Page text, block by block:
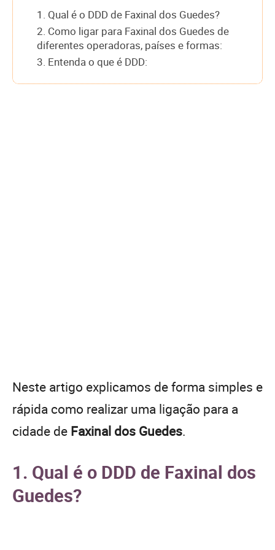
1. Qual é o DDD de Faxinal dos Guedes?
2. Como ligar para Faxinal dos Guedes de
diferentes operadoras, países e formas:
3. Entenda o que é DDD:
Neste artigo explicamos de forma simples e
rápida como realizar uma ligação para a
cidade de Faxinal dos Guedes.
1. Qual é o DDD de Faxinal dos
Guedes?